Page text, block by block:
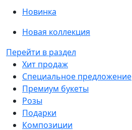
Новинка
Новая коллекция
Перейти в раздел
Хит продаж
Специальное предложение
Премиум букеты
Розы
Подарки
Композиции